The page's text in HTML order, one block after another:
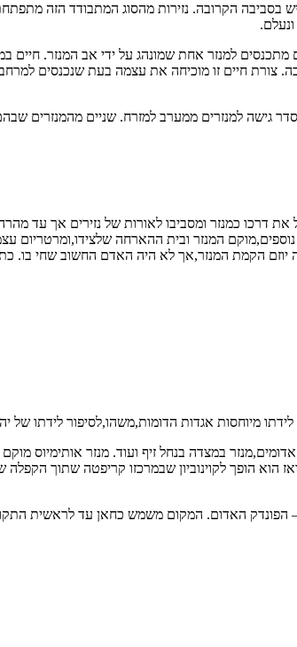
בסביבה הקרובה. נזירות מהסוג המתבודד הזה
מתכנסים למנזר אחת שמונהג על ידי אב המנזר.
צורת חיים זו מוכיחה את עצמה בעת שנכנסים
גישה למנזרים ממערב למזרח. שניים מהמנזרים
כמנזר ומסביבו לאורות של נזירים אך עד מהרה
המנזר ובית ההארחה שלצידו,ומרטריום
הקמת המנזר,אך לא היה האדם החשוב שחי בו.
שבמישור אדומים,מנזר במצדה בנחל זיף ועוד. מנזר
מתבודדים חיים סביב למבנה המנזר ונפגשים בו אחת לשבוע בימי ראשון. המנזר מתפקד כלאורה עד למותו של אותימיוס בשנת 473 ואז הוא